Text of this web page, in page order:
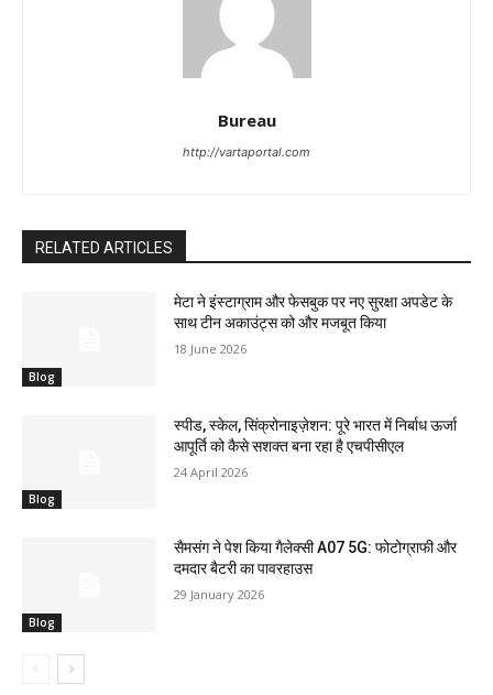
Bureau
http://vartaportal.com
RELATED ARTICLES
Blog
मेटा ने इंस्टाग्राम और फेसबुक पर नए सुरक्षा अपडेट के
साथ टीन अकाउंट्स को और मजबूत किया
18 June 2026
Blog
स्पीड, स्केल, सिंक्रोनाइज़ेशन: पूरे भारत में निर्बाध ऊर्जा
आपूर्ति को कैसे सशक्त बना रहा है एचपीसीएल
24 April 2026
Blog
सैमसंग ने पेश किया गैलेक्सी A07 5G: फोटोग्राफी और
दमदार बैटरी का पावरहाउस
29 January 2026